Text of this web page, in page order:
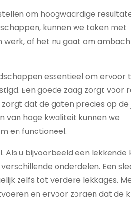
om hoogwaardige
kunnen we taken met
werk, of het nu gaat om
essentieel om ervoor
Een goede zaag zorgt voor
dat de gaten precies op de
van hoge kwaliteit kunnen we
en functioneel.
Als u bijvoorbeeld een lekkende
onderdelen. Een
zelfs tot verdere lekkages.
en ervoor zorgen dat de